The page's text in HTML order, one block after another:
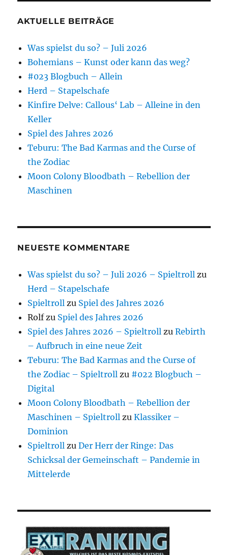
AKTUELLE BEITRÄGE
Was spielst du so? – Juli 2026
Bohemians – Kunst oder kann das weg?
#023 Blogbuch – Allein
Herd – Stapelschafe
Kinfire Delve: Callous‘ Lab – Alleine in den
Keller
Spiel des Jahres 2026
Teburu: The Bad Karmas and the Curse of
the Zodiac
Moon Colony Bloodbath – Rebellion der
Maschinen
NEUESTE KOMMENTARE
Was spielst du so? – Juli 2026 – Spieltroll zu
Herd – Stapelschafe
Spieltroll zu Spiel des Jahres 2026
Rolfzu Spiel des Jahres 2026
Spiel des Jahres 2026 – Spieltroll zuRebirth
– Aufbruch in eine neue Zeit
Teburu: The Bad Karmas and the Curse of
the Zodiac – Spieltroll zu #022 Blogbuch –
Digital
Moon Colony Bloodbath – Rebellion der
Maschinen – Spieltroll zuKlassiker –
Dominion
Spieltroll zuDer Herr der Ringe: Das
Schicksal der Gemeinschaft – Pandemie in
Mittelerde